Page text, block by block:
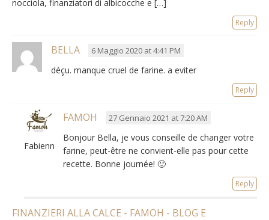
nocciola, finanziatori di albicocche e […]
Reply
BELLA 6 Maggio 2020 at 4:41 PM
déçu. manque cruel de farine. a eviter
Reply
Fabienne
FAMOH 27 Gennaio 2021 at 7:20 AM
Bonjour Bella, je vous conseille de changer votre
farine, peut-être ne convient-elle pas pour cette
recette. Bonne journée! 🙂
Reply
FINANZIERI ALLA CALCE - FAMOH - BLOG E